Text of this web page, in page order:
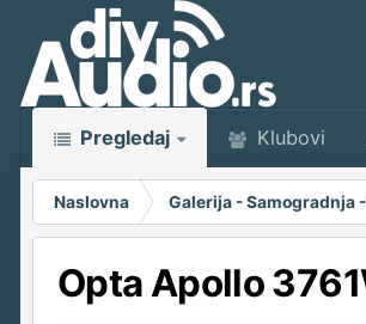
Pregledaj Klubovi
Naslovna Galerija - Samogradnja
Opta Apollo